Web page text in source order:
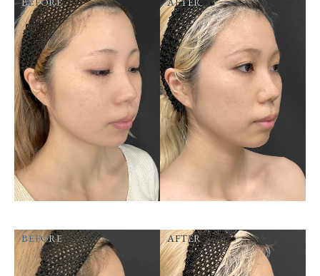
BEFORE AFTER